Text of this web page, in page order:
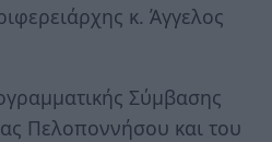
κ. Άγγελος
Σύμβασης
Πελοποννήσου και του